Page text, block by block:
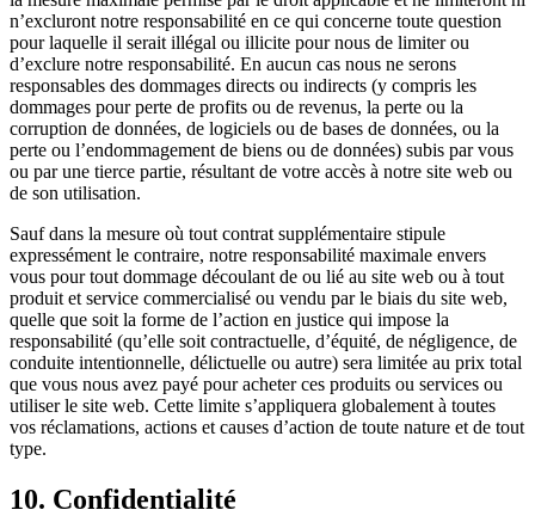
n’excluront notre responsabilité en ce qui concerne toute question
pour laquelle il serait illégal ou illicite pour nous de limiter ou
d’exclure notre responsabilité. En aucun cas nous ne serons
responsables des dommages directs ou indirects (y compris les
dommages pour perte de profits ou de revenus, la perte ou la
corruption de données, de logiciels ou de bases de données, ou la
perte ou l’endommagement de biens ou de données) subis par vous
ou par une tierce partie, résultant de votre accès à notre site web ou
de son utilisation.
Sauf dans la mesure où tout contrat supplémentaire stipule
expressément le contraire, notre responsabilité maximale envers
vous pour tout dommage découlant de ou lié au site web ou à tout
produit et service commercialisé ou vendu par le biais du site web,
quelle que soit la forme de l’action en justice qui impose la
responsabilité (qu’elle soit contractuelle, d’équité, de négligence, de
conduite intentionnelle, délictuelle ou autre) sera limitée au prix total
que vous nous avez payé pour acheter ces produits ou services ou
utiliser le site web. Cette limite s’appliquera globalement à toutes
vos réclamations, actions et causes d’action de toute nature et de tout
type.
10. Confidentialité